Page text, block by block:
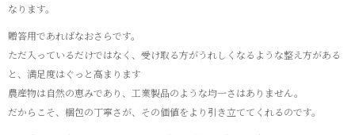
なります。
贈答用であればなおさらです。
ただ入っているだけではなく、受け取る方がうれしくなるような整え方がある
と、満足度はぐっと高まります
農産物は自然の恵みであり、工業製品のような均一さはありません。
だからこそ、梱包の丁寧さが、その価値をより引き立ててくれるのです。